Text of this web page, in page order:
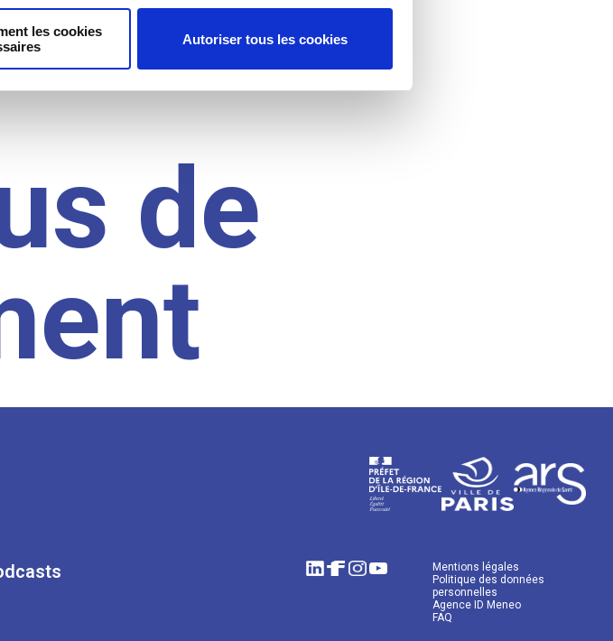
les cookies
Autoriser tous les cookies
de
Mentions légales
Politique des données
personnelles
Agence ID Meneo
FAQ